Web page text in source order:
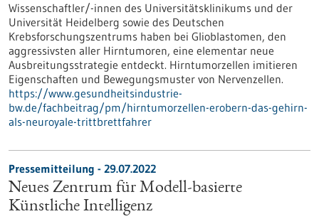
Wissenschaftler/-innen des Universitätsklinikums und der
Universität Heidelberg sowie des Deutschen
Krebsforschungszentrums haben bei Glioblastomen, den
aggressivsten aller Hirntumoren, eine elementar neue
Ausbreitungsstrategie entdeckt. Hirntumorzellen imitieren
Eigenschaften und Bewegungsmuster von Nervenzellen.
https://www.gesundheitsindustrie-
bw.de/fachbeitrag/pm/hirntumorzellen-erobern-das-gehirn-
als-neuroyale-trittbrettfahrer
Pressemitteilung - 29.07.2022
Neues Zentrum für Modell-basierte
Künstliche Intelligenz